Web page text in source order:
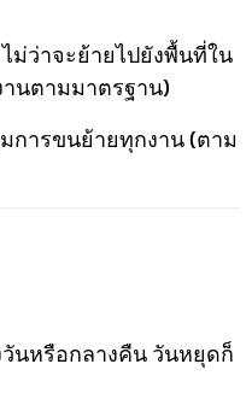
ม่ว่าจะย้ายไปยังพื้นที่ใน
านตามมาตรฐาน)
การขนย้ายทุกงาน (ตาม
นหรือกลางคืน วันหยุดก็